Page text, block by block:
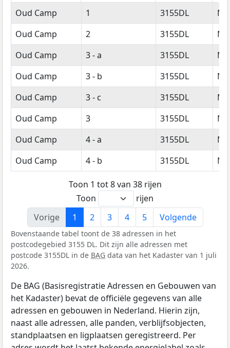
Straatnaam Huisnummer Postcode
Oud Camp 1 3155DL
Oud Camp
2 3155DL
Oud Camp
3 - a 3155DL
Oud Camp
3 - b 3155DL
Oud Camp
3 - c 3155DL
Oud Camp
3 3155DL
Oud Camp
4 - a 3155DL
Oud Camp
4 - b 3155DL
Toon 1 tot 8 van 38 rijen
Toon
rijen
Vorige
1 2 3 4 5 Volgende
Bovenstaande tabel toont de 38 adressen in het
postcodegebied 3155 DL. Dit zijn alle adressen met
postcode 3155DL in de BAG data van het Kadaster van 1 juli
2026.
De BAG (Basisregistratie Adressen en Gebouwen van
het Kadaster) bevat de officiële gegevens van alle
adressen en gebouwen in Nederland. Hierin zijn,
naast alle adressen, alle panden, verblijfsobjecten,
standplaatsen en ligplaatsen geregistreerd. Per